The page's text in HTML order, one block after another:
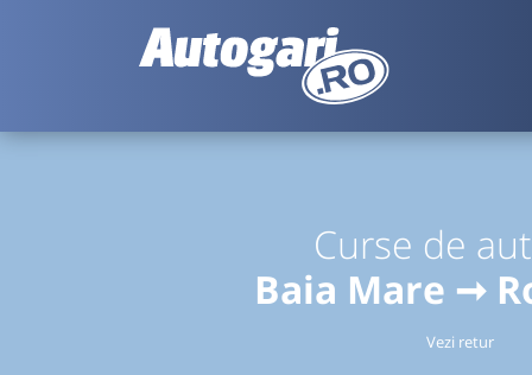
Curse de
Baia Mare ➞
Vezi retur